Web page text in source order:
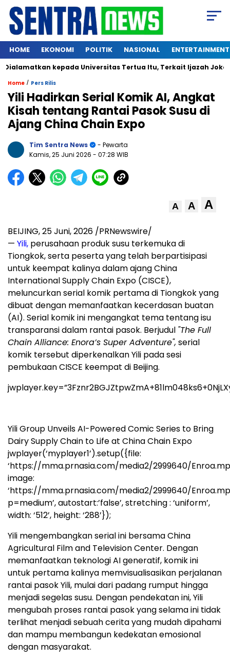
HOME EKONOMI POLITIK NASIONAL ENTERTAINMENT
kepada Universitas Tertua Itu, Terkait Ijazah Jokowi
Home / Pers Rilis
Yili Hadirkan Serial Komik AI, Angkat
Kisah tentang Rantai Pasok Susu di
Ajang China Chain Expo
Tim Sentra News
- Pewarta
Kamis, 25 Juni 2026 - 07:28 WIB
A A A
BEIJING,25 Juni, 2026 /PRNewswire/
— Yili, perusahaan produk susu terkemuka di
Tiongkok, serta peserta yang telah berpartisipasi
untuk keempat kalinya dalam ajang China
International Supply Chain Expo (CISCE),
meluncurkan serial komik pertama di Tiongkok yang
dibuat dengan memanfaatkan kecerdasan buatan
(AI). Serial komik ini mengangkat tema tentang isu
transparansi dalam rantai pasok. Berjudul "The Full
Chain Alliance: Enora’s Super Adventure", serial
komik tersebut diperkenalkan Yili pada sesi
pembukaan CISCE keempat di Beijing.
Yili Group Unveils AI-Powered Comic Series to Bring
Dairy Supply Chain to Life at China Chain Expo
jwplayer(‘myplayer1’).setup({file:
‘https://mma.prnasia.com/media2/2999640/
image:
‘https://mma.prnasia.com/media2/2999640/
p=medium’, autostart:’false’, stretching : ‘uniform’,
width: ‘512’, height: ‘288’});
Yili mengembangkan serial ini bersama China
Agricultural Film and Television Center. Dengan
memanfaatkan teknologi AI generatif, komik ini
untuk pertama kalinya memvisualisasikan perjalanan
rantai pasok Yili, mulai dari padang rumput hingga
menjadi segelas susu. Dengan pendekatan ini, Yili
mengubah proses rantai pasok yang selama ini tidak
terlihat menjadi sebuah cerita yang mudah dipahami
dan mampu membangun kedekatan emosional
dengan masyarakat.